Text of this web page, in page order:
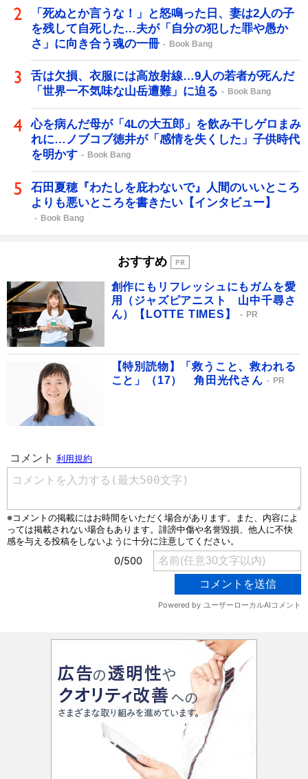
「死ぬとか言うな！」と怒鳴った日、妻は2人の子
を残して自死した…夫が「自分の犯した罪や愚か
さ」に向き合う魂の一冊
Book Bang
舌は欠損、衣服には高放射線…9人の若者が死んだ
「世界一不気味な山岳遭難」に迫る
Book Bang
心を病んだ母が「4Lの大五郎」を飲み干しゲロまみ
れに…ノブコブ徳井が「感情を失くした」子供時代
を明かす
Book Bang
石田夏穂『わたしを庇わないで』人間のいいところ
よりも悪いところを書きたい【インタビュー】
Book Bang
おすすめ
創作にもリフレッシュにもガムを愛
用（ジャズピアニスト 山中千尋さ
ん）【LOTTE TIMES】
PR
【特別読物】「救うこと、救われる
こと」（17） 角田光代さん
PR